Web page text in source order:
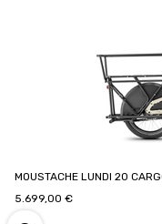
MOUSTACHE LUNDI 20
5.699,00 €